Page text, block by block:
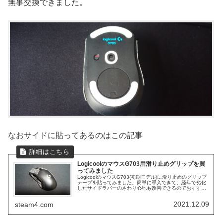
無事交換できました。
なおサイドに貼ってあるのはこの記事
LogicoolのマウスG703用滑り止めグリップを買
ってみました
LogicoolのマウスG703(初期モデル)に滑り止めのグリップ
テープを貼ってみました。簡単に導入できて、経年で劣化
したサイドラバーのさわり心地も改善できるのでおすすめ
steam4.com 2021.12.09